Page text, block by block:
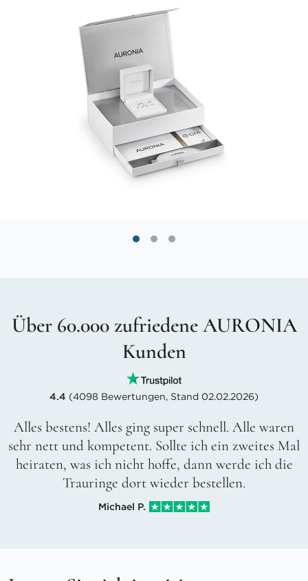
Über 60.000 zufriedene AURONIA
Kunden
4.4 (4098 Bewertungen, Stand 02.02.2026)
Alles bestens! Alles ging super schnell. Alle waren
sehr nett und kompetent. Sollte ich ein zweites Mal
heiraten, was ich nicht hoffe, dann werde ich die
Trauringe dort wieder bestellen.
Michael P.